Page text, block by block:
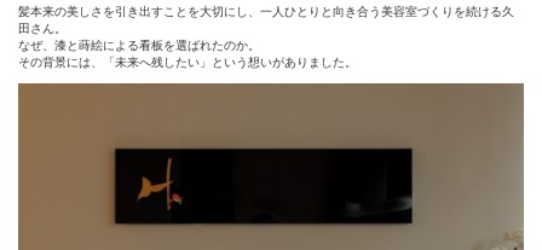
髪本来の美しさを引き出すことを大切にし、一人ひとりと向き合う美容室づくりを続ける久
田さん。
なぜ、漆と蒔絵による看板を選ばれたのか。
その背景には、「未来へ残したい」という想いがありました。